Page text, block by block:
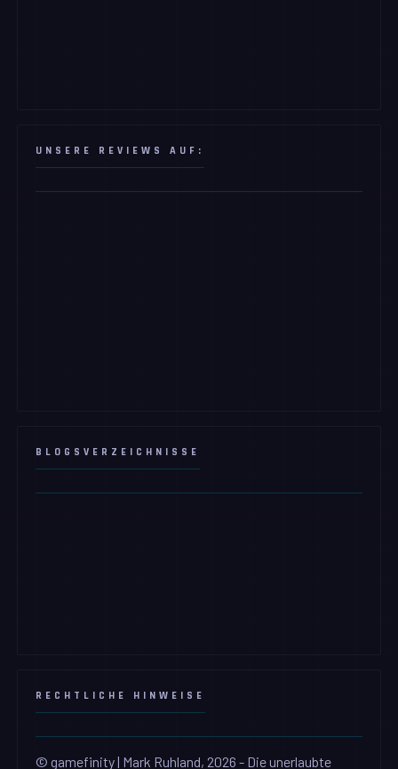
UNSERE REVIEWS AUF:
BLOGSVERZEICHNISSE
RECHTLICHE HINWEISE
© gamefinity | Mark Ruhland, 2026 - Die unerlaubte